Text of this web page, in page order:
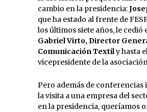
cambio en la presidencia:
que ha estado al frente de
los últimos siete años, le cedió
Gabriel Virto, Director
Comunicación Textily hasta
vicepresidente de la
Pero además de conferencias
la visita a una empresa del
en la presidencia, queríamos